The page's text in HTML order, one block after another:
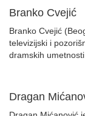
Branko Cvejić
Branko Cvejić
televizijski i
dramskih
Dragan